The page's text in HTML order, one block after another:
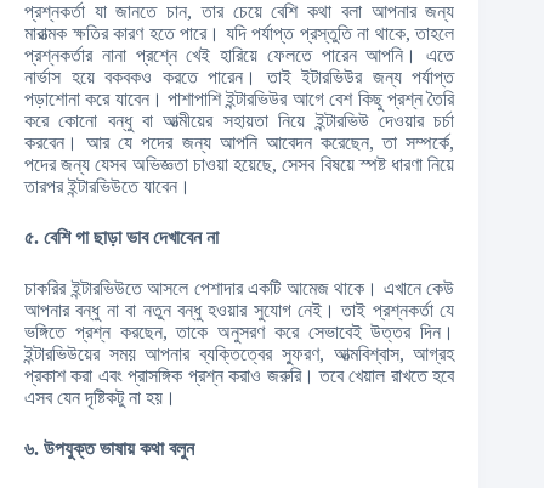
প্রশ্নকর্তা যা জানতে চান, তার চেয়ে বেশি কথা বলা আপনার জন্য
মারাত্মক ক্ষতির কারণ হতে পারে। যদি পর্যাপ্ত প্রস্তুতি না থাকে, তাহলে
প্রশ্নকর্তার নানা প্রশ্নে খেই হারিয়ে ফেলতে পারেন আপনি। এতে
নার্ভাস হয়ে বকবকও করতে পারেন। তাই ইটারভিউর জন্য পর্যাপ্ত
পড়াশোনা করে যাবেন। পাশাপাশি ইন্টারভিউর আগে বেশ কিছু প্রশ্ন তৈরি
করে কোনো বন্ধু বা আত্মীয়ের সহায়তা নিয়ে ইন্টারভিউ দেওয়ার চর্চা
করবেন। আর যে পদের জন্য আপনি আবেদন করেছেন, তা সম্পর্কে,
পদের জন্য যেসব অভিজ্ঞতা চাওয়া হয়েছে, সেসব বিষয়ে স্পষ্ট ধারণা নিয়ে
তারপর ইন্টারভিউতে যাবেন।
৫. বেশি গা ছাড়া ভাব দেখাবেন না
চাকরির ইন্টারভিউতে আসলে পেশাদার একটি আমেজ থাকে। এখানে কেউ
আপনার বন্ধু না বা নতুন বন্ধু হওয়ার সুযোগ নেই। তাই প্রশ্নকর্তা যে
ভঙ্গিতে প্রশ্ন করছেন, তাকে অনুসরণ করে সেভাবেই উত্তর দিন।
ইন্টারভিউয়ের সময় আপনার ব্যক্তিত্বের স্ফুরণ, আত্মবিশ্বাস, আগ্রহ
প্রকাশ করা এবং প্রাসঙ্গিক প্রশ্ন করাও জরুরি। তবে খেয়াল রাখতে হবে
এসব যেন দৃষ্টিকটু না হয়।
৬. উপযুক্ত ভাষায় কথা বলুন